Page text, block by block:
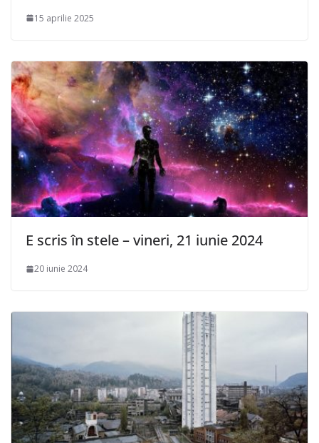
15 aprilie 2025
E scris în stele – vineri, 21 iunie 2024
20 iunie 2024